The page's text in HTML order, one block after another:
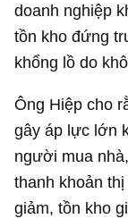
doanh nghiệp
tồn kho đứng
khổng lồ do
Ông Hiệp cho
gây áp lực lớn
người mua
thanh khoản
giảm, tồn kho